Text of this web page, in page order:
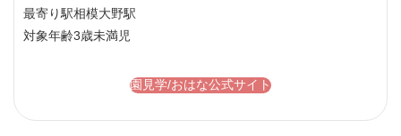
最寄り駅相模大野駅
対象年齢3歳未満児
園見学/おはな公式サイト